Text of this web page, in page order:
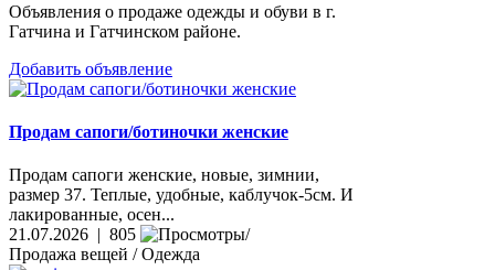
Объявления о продаже одежды и обуви в г.
Гатчина и Гатчинском районе.
Добавить объявление
Продам сапоги/ботиночки женские
Продам сапоги женские, новые, зимнии,
размер 37. Теплые, удобные, каблучок-5см. И
лакированные, осен...
21.07.2026 | 805
Продажа вещей / Одежда